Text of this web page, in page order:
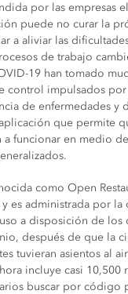
por las empresas
puede no curar la
a aliviar las
de trabajo
19 han tomado
control impulsados por
de enfermedades y
que permite
a funcionar en medio
como Open
es administrada por la
a disposición de los
después de que la
tuvieran asientos al
incluye casi 10,500
buscar por código